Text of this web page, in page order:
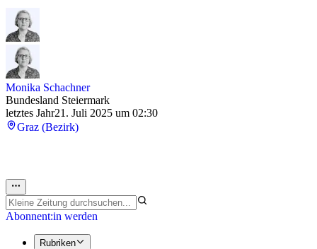
Monika Schachner
Bundesland Steiermark
letztes Jahr21. Juli 2025 um 02:30
Graz (Bezirk)
Abonnent:in werden
Rubriken